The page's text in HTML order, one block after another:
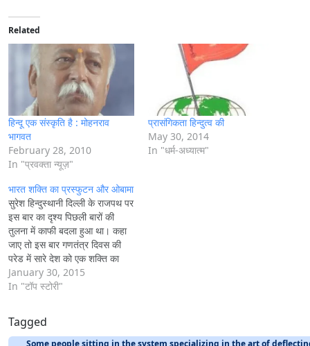
d
i
n
…
Related
हिन्दू एक संस्कृति है : मोहनराव
भागवत
February 28, 2010
In "प्रवक्ता न्यूज़"
प्रासंगिकता हिन्दुत्व की
May 30, 2014
In "धर्म-अध्यात्म"
भारत शक्ति का प्रस्फुटन और ओबामा
सुरेश हिन्दुस्थानी दिल्ली के राजपथ पर
इस बार का दृश्य पिछली बारों की
तुलना में काफी बदला हुआ था। कहा
जाए तो इस बार गणतंत्र दिवस की
परेड में सारे देश को एक शक्ति का
आभास हुआ, एक अद्भुत और विराट
शक्ति का दर्शन। जिसे महाशक्ति
January 30, 2015
In "टॉप स्टोरी"
Tagged
Some people sitting in the system specializing in the art of